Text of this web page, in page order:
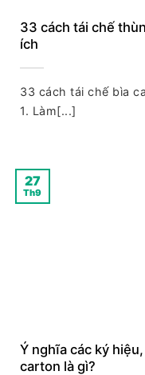
33 cách tái chế
ích
33 cách tái chế bìa
1. Làm[...]
Ý nghĩa các ký
carton là gì?
27
Th9